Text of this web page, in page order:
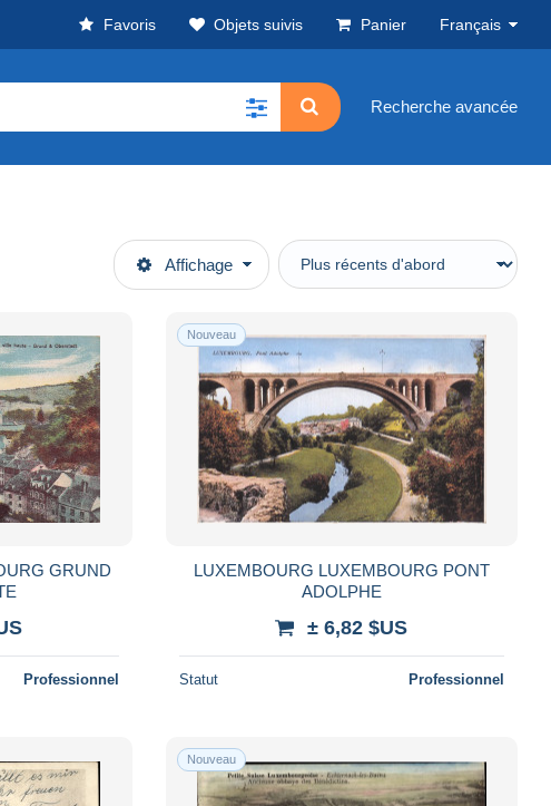
Favoris Objets suivis Panier Français
Recherche avancée
Affichage
GRUND
Professionnel
Nouveau
LUXEMBOURG LUXEMBOURG PONT
ADOLPHE
± 6,82 $US
Statut Professionnel
Nouveau